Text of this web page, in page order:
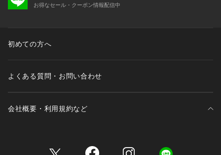
・ストラップ長さ調節可能（取り外し不可）
お揃いのアイテムは以下よりご確認ください。
・64670 ブラジャー（B・C）
お得なセール・クーポン情報配信中
初めての方へ
よくある質問・お問い合わせ
会社概要・利用規約など